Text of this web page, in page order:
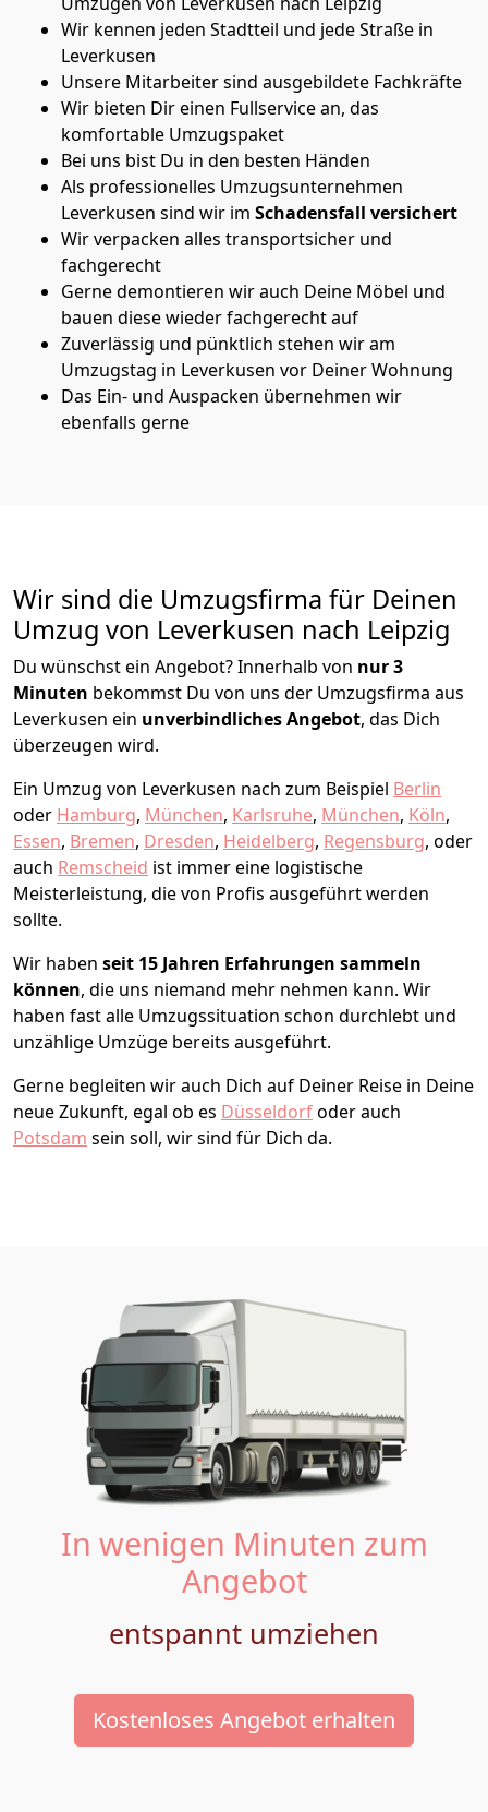
Wir kennen jeden Stadtteil und jede Straße in
Leverkusen
Unsere Mitarbeiter sind ausgebildete Fachkräfte
Wir bieten Dir einen Fullservice an, das
komfortable Umzugspaket
Bei uns bist Du in den besten Händen
Als professionelles Umzugsunternehmen
Leverkusen sind wir im Schadensfall versichert
Wir verpacken alles transportsicher und
fachgerecht
Gerne demontieren wir auch Deine Möbel und
bauen diese wieder fachgerecht auf
Zuverlässig und pünktlich stehen wir am
Umzugstag in Leverkusen vor Deiner Wohnung
Das Ein- und Auspacken übernehmen wir
ebenfalls gerne
Wir sind die Umzugsfirma für Deinen
Umzug von Leverkusen nach Leipzig
Du wünschst ein Angebot? Innerhalb von nur 3
Minuten bekommst Du von uns der Umzugsfirma aus
Leverkusen ein unverbindliches Angebot, das Dich
überzeugen wird.
Ein Umzug von Leverkusen nach zum Beispiel Berlin
oder Hamburg, München, Karlsruhe, München, Köln,
Essen, Bremen, Dresden, Heidelberg, Regensburg, oder
auch Remscheid ist immer eine logistische
Meisterleistung, die von Profis ausgeführt werden
sollte.
Wir haben seit 15 Jahren Erfahrungen sammeln
können, die uns niemand mehr nehmen kann. Wir
haben fast alle Umzugssituation schon durchlebt und
unzählige Umzüge bereits ausgeführt.
Gerne begleiten wir auch Dich auf Deiner Reise in Deine
neue Zukunft, egal ob es Düsseldorfoder auch
Potsdam sein soll, wir sind für Dich da.
In wenigen Minuten zum
Angebot
entspannt umziehen
Kostenloses Angebot erhalten